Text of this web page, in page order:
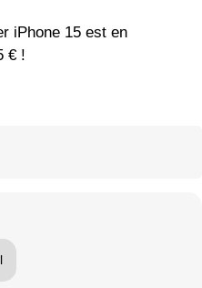
iPhone 15 est en
€ !